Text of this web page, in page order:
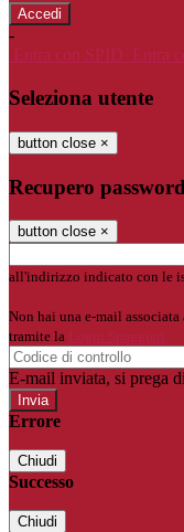
-
Entra con SPID
Entra
Seleziona utente
button close ×
Recupero password
button close ×
all'indirizzo indicato con le
Non hai una e-mail
tramite la
Login Spaggiari
E-mail inviata, si prega
Errore
Chiudi
Successo
Chiudi